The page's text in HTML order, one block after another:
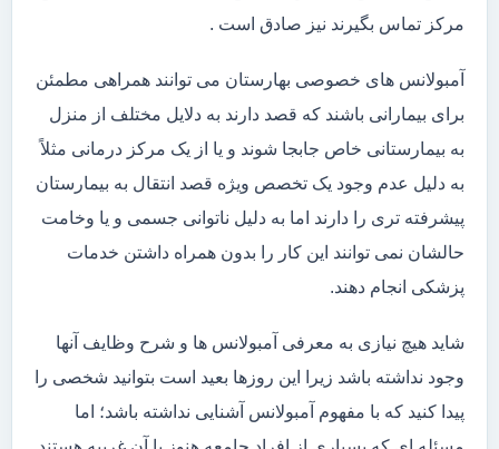
مرکز تماس بگیرند نیز صادق است .
آمبولانس های خصوصی بهارستان می توانند همراهی مطمئن
برای بیمارانی باشند که قصد دارند به دلایل مختلف از منزل
به بیمارستانی خاص جابجا شوند و یا از یک مرکز درمانی مثلاً
به دلیل عدم وجود یک تخصص ویژه قصد انتقال به بیمارستان
پیشرفته تری را دارند اما به دلیل ناتوانی جسمی و یا وخامت
حالشان نمی توانند این کار را بدون همراه داشتن خدمات
پزشکی انجام دهند.
شاید هیچ نیازی به معرفی آمبولانس ها و شرح وظایف آنها
وجود نداشته باشد زیرا این روزها بعید است بتوانید شخصی را
پیدا کنید که با مفهوم آمبولانس آشنایی نداشته باشد؛ اما